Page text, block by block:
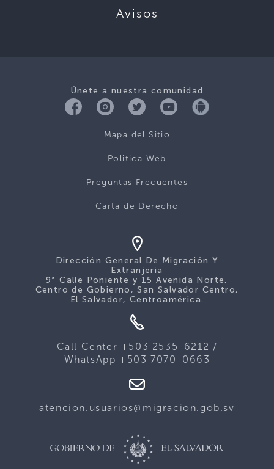
Avisos
Únete a nuestra comunidad
Mapa del Sitio
Politica Web
Preguntas Frecuentes
Carta de Derecho
Dirección General De Migración Y
Extranjería
9ª Calle Poniente y 15 Avenida Norte,
Centro de Gobierno, San Salvador Centro,
El Salvador, Centroamérica.
Call Center +503 2535-6212 /
WhatsApp +503 7070-0663
atencion.usuarios@migracion.gob.sv